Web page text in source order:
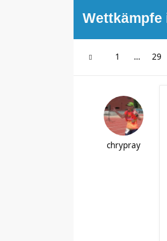
Wettkämpfe
1 … 29
chrypray